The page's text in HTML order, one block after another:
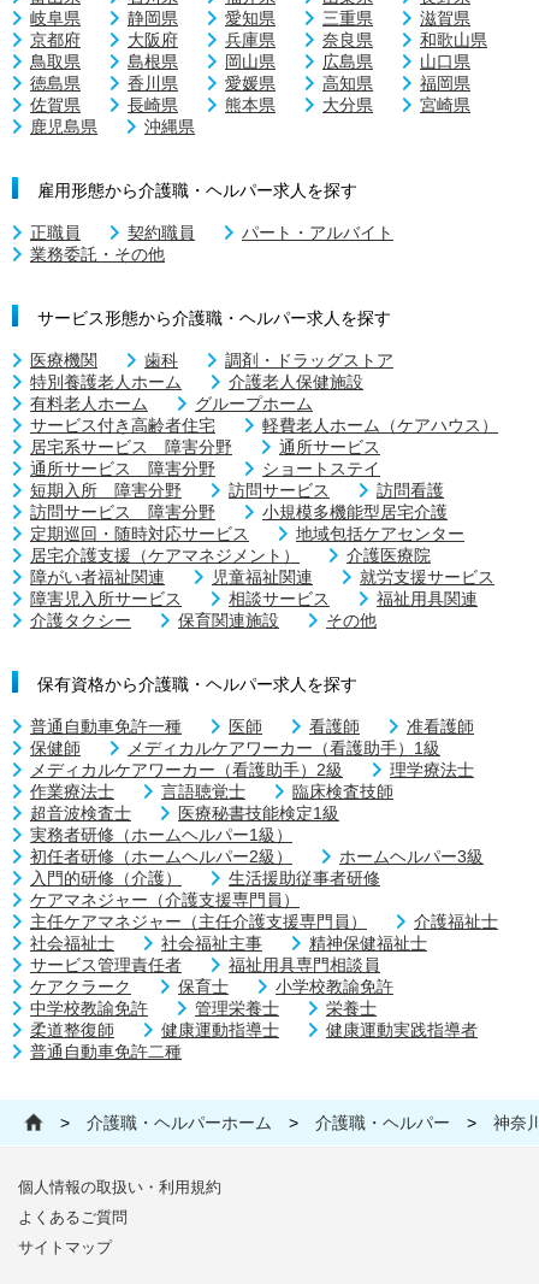
岐阜県
静岡県 愛知県 三重県
滋賀県
京都府
大阪府 兵庫県 奈良県
和歌山県
鳥取県
島根県 岡山県 広島県
山口県
徳島県
香川県 愛媛県 高知県
福岡県
佐賀県
長崎県 熊本県 大分県
宮崎県
鹿児島県
沖縄県
雇用形態から介護職・ヘルパー求人を探す
正職員 契約職員
パート・アルバイト
業務委託・その他
サービス形態から介護職・ヘルパー求人を探す
医療機関 歯科
調剤・ドラッグストア
特別養護老人ホーム
介護老人保健施設
有料老人ホーム
グループホーム
サービス付き高齢者住宅
軽費老人ホーム（ケアハウス）
居宅系サービス 障害分野
通所サービス
通所サービス 障害分野
ショートステイ
短期入所 障害分野
訪問サービス
訪問看護
訪問サービス 障害分野
小規模多機能型居宅介護
定期巡回・随時対応サービス
地域包括ケアセンター
居宅介護支援（ケアマネジメント）
介護医療院
障がい者福祉関連
児童福祉関連
就労支援サービス
障害児入所サービス
相談サービス
福祉用具関連
介護タクシー
保育関連施設 その他
保有資格から介護職・ヘルパー求人を探す
普通自動車免許一種 医師 看護師
准看護師
保健師
メディカルケアワーカー（看護助手）1級
メディカルケアワーカー（看護助手）2級
理学療法士
作業療法士
言語聴覚士
臨床検査技師
超音波検査士
医療秘書技能検定1級
実務者研修（ホームヘルパー1級）
初任者研修（ホームヘルパー2級）
ホームヘルパー3級
入門的研修（介護）
生活援助従事者研修
ケアマネジャー（介護支援専門員）
主任ケアマネジャー（主任介護支援専門員）
介護福祉士
社会福祉士
社会福祉主事
精神保健福祉士
サービス管理責任者
福祉用具専門相談員
ケアクラーク
保育士
小学校教諭免許
中学校教諭免許
管理栄養士
栄養士
柔道整復師
健康運動指導士
健康運動実践指導者
普通自動車免許二種
> 介護職・ヘルパーホーム > 介護職・ヘルパー > 神奈
個人情報の取扱い・利用規約
よくあるご質問
サイトマップ